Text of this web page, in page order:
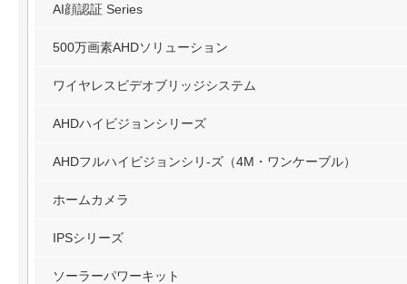
AI顔認証 Series
500万画素AHDソリューション
ワイヤレスビデオブリッジシステム
AHDハイビジョンシリーズ
AHDフルハイビジョンシリ-ズ（4M・ワンケーブル）
ホームカメラ
IPSシリーズ
ソーラーパワーキット